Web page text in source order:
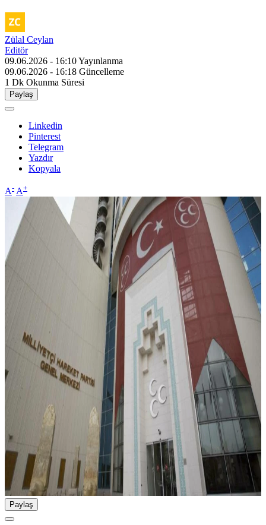
Zülal Ceylan
Editör
09.06.2026 - 16:10Yayınlanma
09.06.2026 - 16:18 Güncelleme
1 Dk Okunma Süresi
Paylaş
Linkedin
Pinterest
Telegram
Yazdır
Kopyala
A- A+
Paylaş